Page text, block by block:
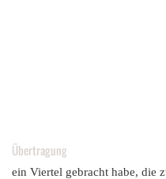
Übertragung
ein Viertel gebracht habe, die